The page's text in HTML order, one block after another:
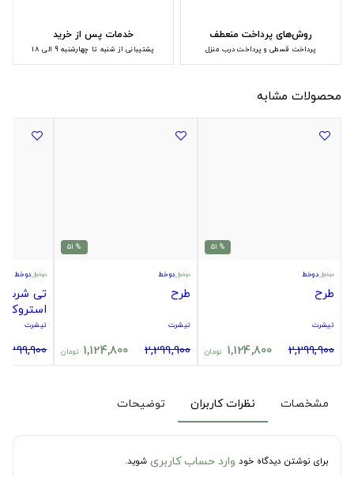
روش‌های پرداخت منعطف
پرداخت قسطی و پرداخت درب منزل
خدمات پس از خرید
پشتیبانی از شنبه تا چهارشنبه 9 الی 18
محصولات مشابه
% 51
دوخط
طرح
تیشرت
2,299,900
1,124,800 تومان
% 51
دوخط
طرح
تیشرت
2,299,900
1,124,800 تومان
دوخط
تی شرت
تیشرت
2,299,900
مشخصات نظرات کاربران توضیحات
برای نوشتن دیدگاه خود وارد حساب کاربری شوید.